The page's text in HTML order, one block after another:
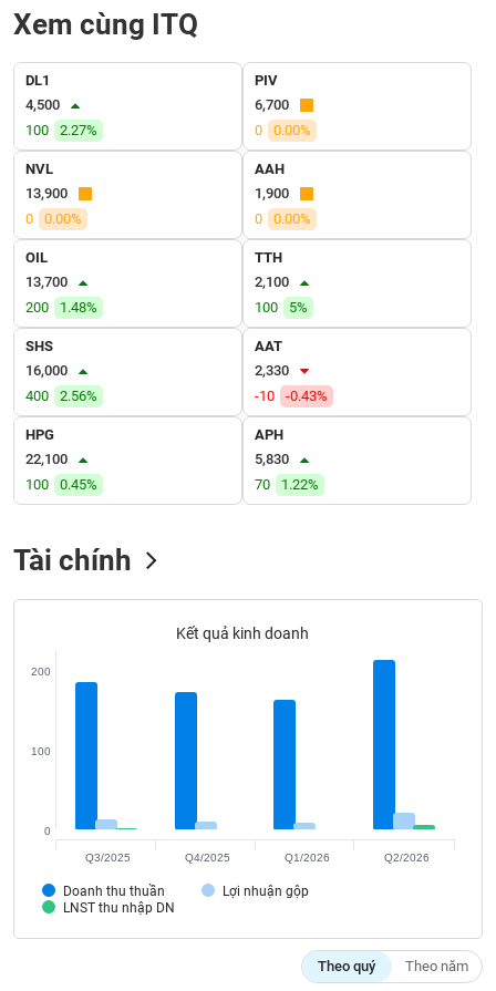
Xem cùng ITQ
DL1
4,500
100
2.27%
PIV
6,700
0
0.00%
NVL
13,900
0
0.00%
AAH
1,900
0
0.00%
OIL
13,700
200
1.48%
TTH
2,100
100
5%
SHS
16,000
400
2.56%
AAT
2,330
-10
-0.43%
HPG
22,100
100
0.45%
APH
5,830
70
1.22%
Tài chính
Kết quả kinh doanh
Doanh thu thuần
Lợi nhuận gộp
LNST thu nhập DN
0
100
200
Q3/2025 Q4/2025 Q1/2026 Q2/2026
Theo quý Theo năm
TRUYỀN
TIỆN
ÍCH
BẤT
ĐỘNG
SẢN
Mã
chứng
khoán
(-)
Tất cả Cổ phiếu Chỉ số Chứng chỉ quỹ Chứng
Lãnh
(-)
Người nội bộ Người liên quan
viết
giả